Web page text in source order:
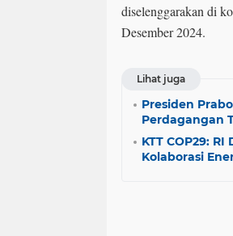
diselenggarakan di
Desember 2024.
Lihat juga
Presiden
Perdagangan
KTT COP29:
Kolaborasi